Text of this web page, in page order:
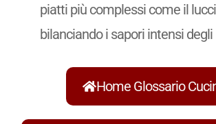
piatti più complessi come il
bilanciando i sapori intensi degli
Home Glossario